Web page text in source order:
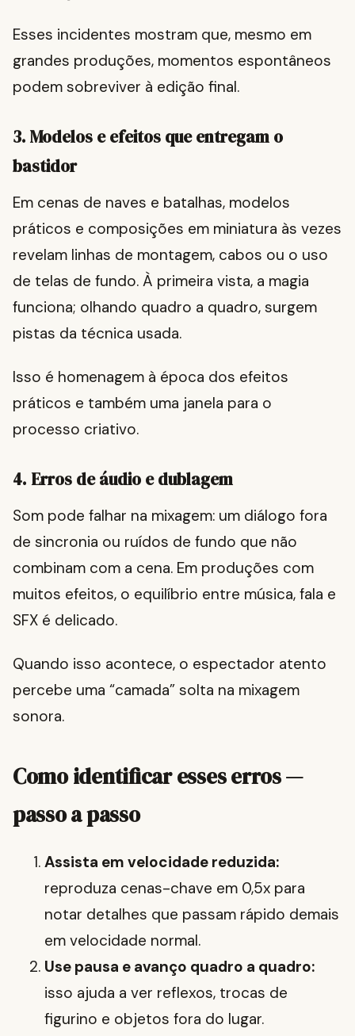
Esses incidentes mostram que, mesmo em
grandes produções, momentos espontâneos
podem sobreviver à edição final.
3. Modelos e efeitos que entregam o
bastidor
Em cenas de naves e batalhas, modelos
práticos e composições em miniatura às vezes
revelam linhas de montagem, cabos ou o uso
de telas de fundo. À primeira vista, a magia
funciona; olhando quadro a quadro, surgem
pistas da técnica usada.
Isso é homenagem à época dos efeitos
práticos e também uma janela para o
processo criativo.
4. Erros de áudio e dublagem
Som pode falhar na mixagem: um diálogo fora
de sincronia ou ruídos de fundo que não
combinam com a cena. Em produções com
muitos efeitos, o equilíbrio entre música, fala e
SFX é delicado.
Quando isso acontece, o espectador atento
percebe uma “camada” solta na mixagem
sonora.
Como identificar esses erros —
passo a passo
Assista em velocidade reduzida:
reproduza cenas-chave em 0,5x para
notar detalhes que passam rápido demais
em velocidade normal.
Use pausa e avanço quadro a quadro:
isso ajuda a ver reflexos, trocas de
figurino e objetos fora do lugar.